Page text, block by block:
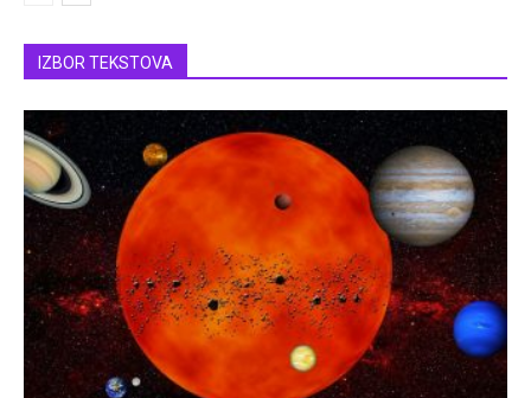
IZBOR TEKSTOVA